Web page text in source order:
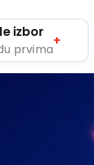
izbor
prvima
+